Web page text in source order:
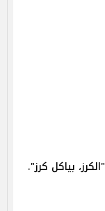
بياكل كرز".